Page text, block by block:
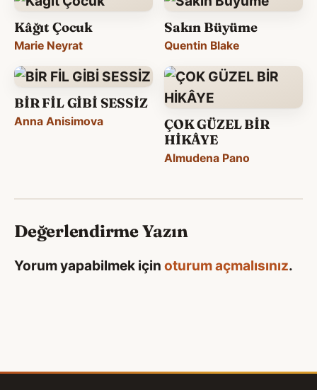
Kâğıt Çocuk
Marie Neyrat
Sakın Büyüme
Quentin Blake
BİR FİL GİBİ SESSİZ
Anna Anisimova
ÇOK GÜZEL BİR
HİKÂYE
Almudena Pano
Değerlendirme Yazın
Yorum yapabilmek için oturum açmalısınız.